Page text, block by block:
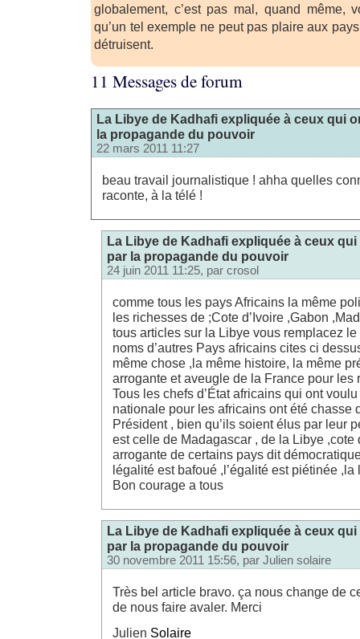
globalement, c’est pas mal, quand même,
qu’un tel exemple ne peut pas plaire aux
détruisent.
11 Messages de forum
La Libye de Kadhafi expliquée à ceux qui
la propagande du pouvoir
22 mars 2011 11:27
beau travail journalistique ! ahha quelles
raconte, à la télé !
La Libye de Kadhafi expliquée à ceux
par la propagande du pouvoir
24 juin 2011 11:25, par crosol
comme tous les pays Africains la même
les richesses de ;Cote d’Ivoire ,Gabon
tous articles sur la Libye vous remplacez
noms d’autres Pays africains cites ci
même chose ,la même histoire, la même
arrogante et aveugle de la France pour les
Tous les chefs d’État africains qui ont
nationale pour les africains ont été chasse
Président , bien qu’ils soient élus par leur
est celle de Madagascar , de la Libye ,cote
arrogante de certains pays dit
légalité est bafoué ,l’égalité est piétinée
Bon courage a tous
La Libye de Kadhafi expliquée à ceux
par la propagande du pouvoir
30 novembre 2011 15:56, par Julien solaire
Très bel article bravo. ça nous change de
de nous faire avaler. Merci
Julien Solaire